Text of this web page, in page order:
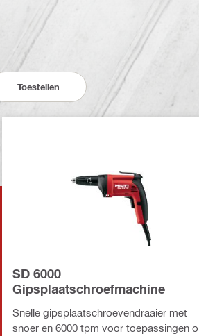
Toestellen
SD 6000
Gipsplaatschroefmachine
Snelle gipsplaatschroevendraaier met
snoer en 6000 tpm voor toepassingen